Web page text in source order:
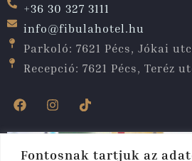
Fontosnak tartjuk az
+36 30 327 3111
info@fibulahotel.hu
Parkoló: 7621 Pécs, Jókai
Recepció: 7621 Pécs, Teréz